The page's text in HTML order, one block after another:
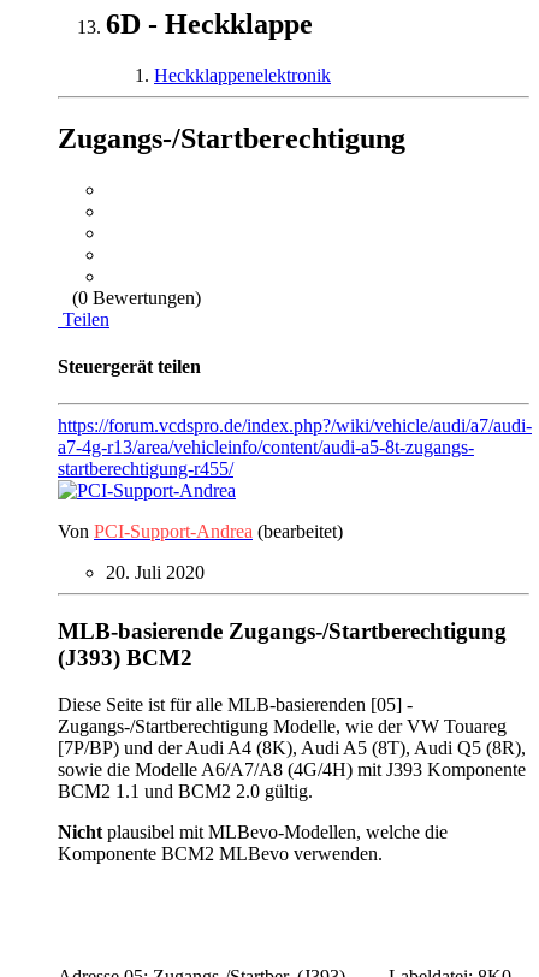
6D - Heckklappe
Heckklappenelektronik
Zugangs-/Startberechtigung
(0 Bewertungen)
Teilen
Steuergerät teilen
https://forum.vcdspro.de/index.php?/wiki/vehicle/audi/a7/audi-
a7-4g-r13/area/vehicleinfo/content/audi-a5-8t-zugangs-
startberechtigung-r455/
Von PCI-Support-Andrea (bearbeitet)
20. Juli 2020
MLB-basierende Zugangs-/Startberechtigung
(J393) BCM2
Diese Seite ist für alle MLB-basierenden [05] -
Zugangs-/Startberechtigung Modelle, wie der VW Touareg
[7P/BP) und der Audi A4 (8K), Audi A5 (8T), Audi Q5 (8R),
sowie die Modelle A6/A7/A8 (4G/4H) mit J393 Komponente
BCM2 1.1 und BCM2 2.0 gültig.
Nicht plausibel mit MLBevo-Modellen, welche die
Komponente BCM2 MLBevo verwenden.